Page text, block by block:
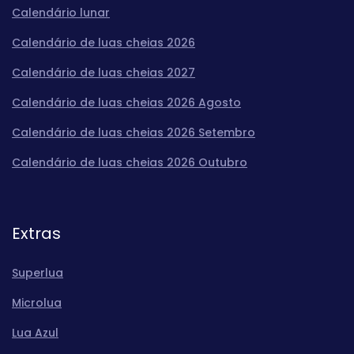
Calendário lunar
Calendário de luas cheias 2026
Calendário de luas cheias 2027
Calendário de luas cheias 2026 Agosto
Calendário de luas cheias 2026 Setembro
Calendário de luas cheias 2026 Outubro
Extras
Superlua
Microlua
Lua Azul